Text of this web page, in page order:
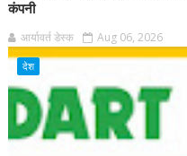
कंपनी
आर्यावर्त डेस्क Aug 06, 2026
देश